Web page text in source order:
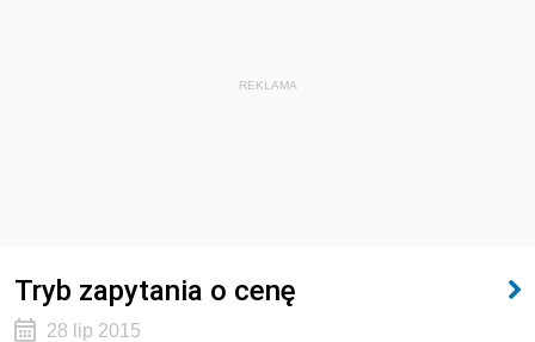
REKLAMA
Tryb zapytania o cenę
28 lip 2015